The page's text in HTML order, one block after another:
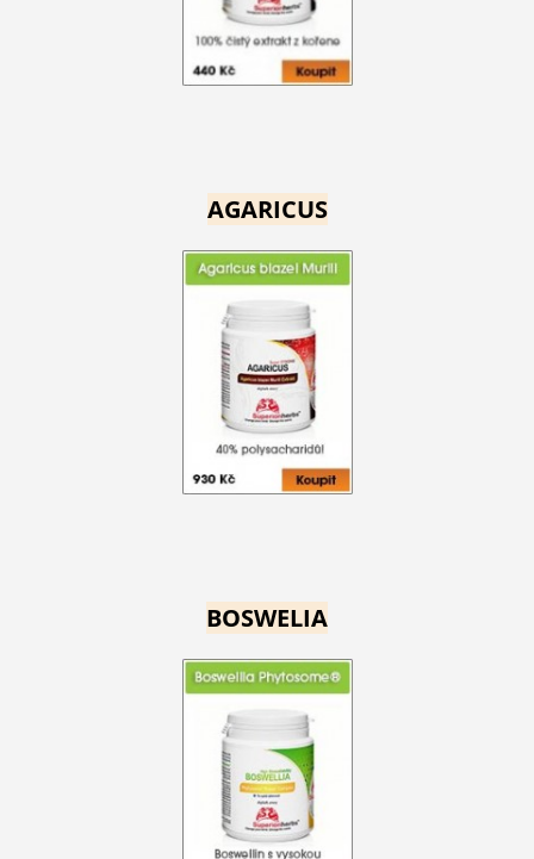
AGARICUS
BOSWELIA